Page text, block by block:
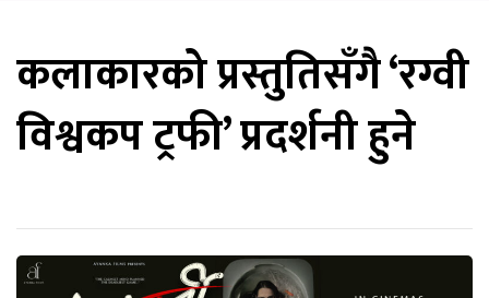
कलाकारको प्रस्तुतिसँगै ‘रग्वी
विश्वकप ट्रफी’ प्रदर्शनी हुने